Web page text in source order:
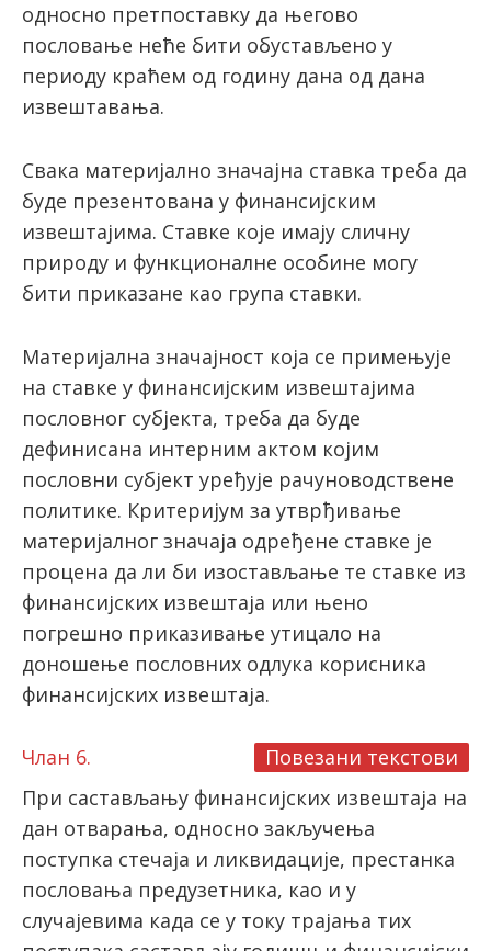
односно претпоставку да његово
пословање неће бити обустављено у
периоду краћем од годину дана од дана
извештавања.
Свака материјално значајна ставка треба да
буде презентована у финансијским
извештајима. Ставке које имају сличну
природу и функционалне особине могу
бити приказане као група ставки.
Материјална значајност која се примењује
на ставке у финансијским извештајима
пословног субјекта, треба да буде
дефинисана интерним актом којим
пословни субјект уређује рачуноводствене
политике. Критеријум за утврђивање
материјалног значаја одређене ставке је
процена да ли би изостављање те ставке из
финансијских извештаја или њено
погрешно приказивање утицало на
доношење пословних одлука корисника
финансијских извештаја.
Повезани текстови
Члан 6.
При састављању финансијских извештаја на
дан отварања, односно закључења
поступка стечаја и ликвидације, престанка
пословања предузетника, као и у
случајевима када се у току трајања тих